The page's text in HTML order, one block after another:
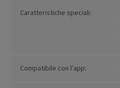
Caratteristiche speciali:
Compatibile con l'app: